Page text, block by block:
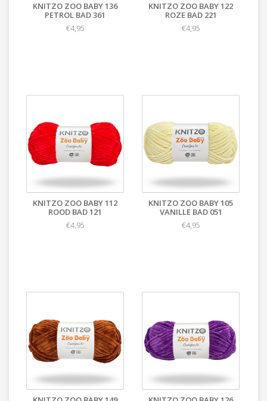
KNITZO ZOO BABY 136
PETROL BAD 361
€4,95
KNITZO ZOO BABY 122
ROZE BAD 221
€4,95
KNITZO ZOO BABY 112
ROOD BAD 121
€4,95
KNITZO ZOO BABY 105
VANILLE BAD 051
€4,95